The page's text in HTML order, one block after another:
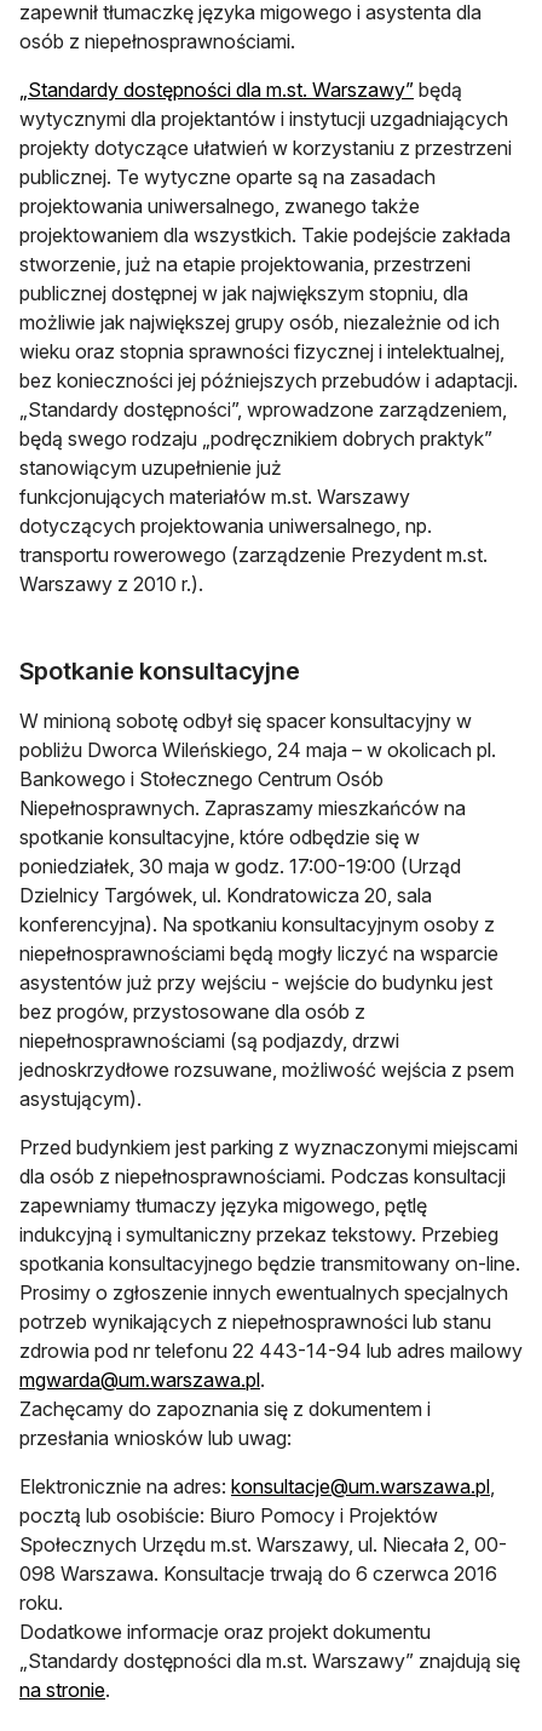
zapewnił tłumaczkę języka migowego i asystenta dla
osób z niepełnosprawnościami.
„Standardy dostępności dla m.st. Warszawy”otwiera się w
będą
wytycznymi dla projektantów i instytucji uzgadniających
projekty dotyczące ułatwień w korzystaniu z przestrzeni
publicznej. Te wytyczne oparte są na zasadach
projektowania uniwersalnego, zwanego także
projektowaniem dla wszystkich. Takie podejście zakłada
stworzenie, już na etapie projektowania, przestrzeni
publicznej dostępnej w jak największym stopniu, dla
możliwie jak największej grupy osób, niezależnie od ich
wieku oraz stopnia sprawności fizycznej i intelektualnej,
bez konieczności jej późniejszych przebudów i adaptacji.
„Standardy dostępności”, wprowadzone zarządzeniem,
będą swego rodzaju „podręcznikiem dobrych praktyk”
stanowiącym uzupełnienie już
funkcjonujących materiałów m.st. Warszawy
dotyczących projektowania uniwersalnego, np.
transportu rowerowego (zarządzenie Prezydent m.st.
Warszawy z 2010 r.).
Spotkanie konsultacyjne
W minioną sobotę odbył się spacer konsultacyjny w
pobliżu Dworca Wileńskiego, 24 maja – w okolicach pl.
Bankowego i Stołecznego Centrum Osób
Niepełnosprawnych. Zapraszamy mieszkańców na
spotkanie konsultacyjne, które odbędzie się w
poniedziałek, 30 maja w godz. 17:00-19:00 (Urząd
Dzielnicy Targówek, ul. Kondratowicza 20, sala
konferencyjna). Na spotkaniu konsultacyjnym osoby z
niepełnosprawnościami będą mogły liczyć na wsparcie
asystentów już przy wejściu - wejście do budynku jest
bez progów, przystosowane dla osób z
niepełnosprawnościami (są podjazdy, drzwi
jednoskrzydłowe rozsuwane, możliwość wejścia z psem
asystującym).
Przed budynkiem jest parking z wyznaczonymi miejscami
dla osób z niepełnosprawnościami. Podczas konsultacji
zapewniamy tłumaczy języka migowego, pętlę
indukcyjną i symultaniczny przekaz tekstowy. Przebieg
spotkania konsultacyjnego będzie transmitowany on-line.
Prosimy o zgłoszenie innych ewentualnych specjalnych
potrzeb wynikających z niepełnosprawności lub stanu
zdrowia pod nr telefonu 22 443-14-94 lub adres mailowy
mgwarda@um.warszawa.pl.
Zachęcamy do zapoznania się z dokumentem i
przesłania wniosków lub uwag:
Elektronicznie na adres: konsultacje@um.warszawa.pl
pocztą lub osobiście: Biuro Pomocy i Projektów
Społecznych Urzędu m.st. Warszawy, ul. Niecała 2, 00-
098 Warszawa. Konsultacje trwają do 6 czerwca 2016
roku.
Dodatkowe informacje oraz projekt dokumentu
„Standardy dostępności dla m.st. Warszawy” znajdują się
na stronieotwiera się w nowej karcie
.